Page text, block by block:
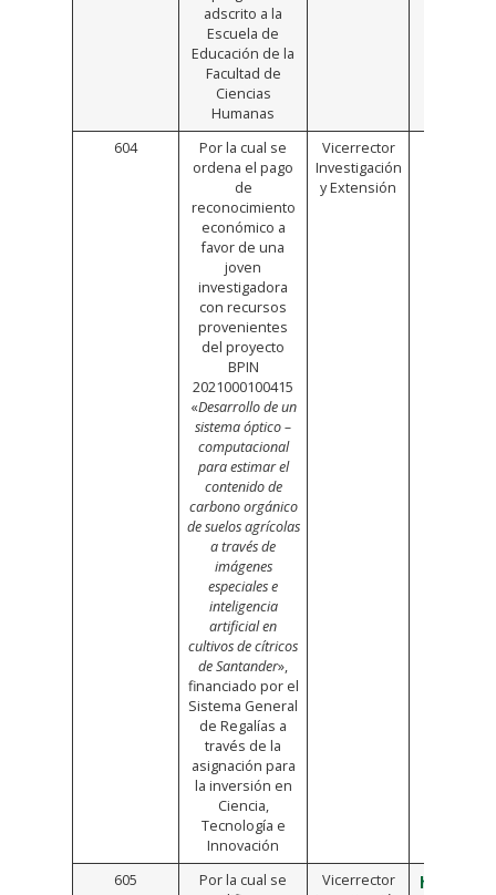
adscrito a la
Escuela de
Educación de la
Facultad de
Ciencias
Humanas
604
Por la cual se
ordena el pago
de
reconocimiento
económico a
favor de una
joven
investigadora
con recursos
provenientes
del proyecto
BPIN
2021000100415
«Desarrollo de un
sistema óptico –
computacional
para estimar el
contenido de
carbono orgánico
de suelos agrícolas
a través de
imágenes
especiales e
inteligencia
artificial en
cultivos de cítricos
de Santander»,
financiado por el
Sistema General
de Regalías a
través de la
asignación para
la inversión en
Ciencia,
Tecnología e
Innovación
Vicerrector
Investigación
y Extensión
605
Por la cual se
Vicerrector
https://